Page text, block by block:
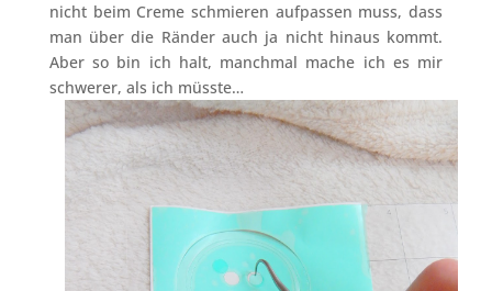
nicht beim Creme schmieren aufpassen muss, dass
man über die Ränder auch ja nicht hinaus kommt.
Aber so bin ich halt, manchmal mache ich es mir
schwerer, als ich müsste…